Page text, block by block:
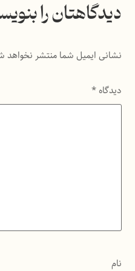
دیدگاهتان را
نشانی ایمیل شما منتشر نخواهد
دیدگاه*
نام